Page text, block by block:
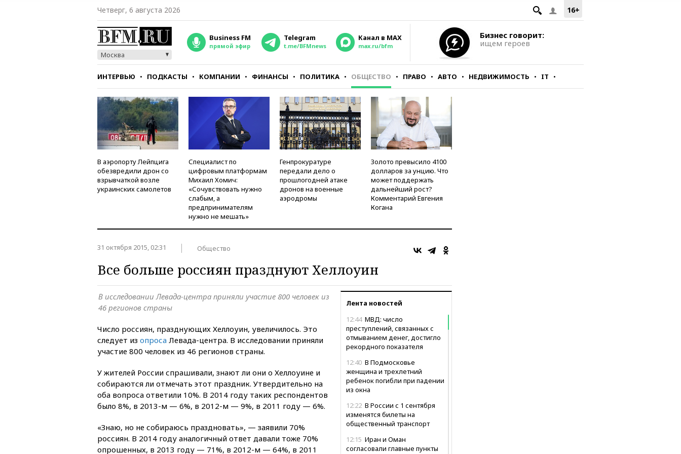
16+
Четверг, 6 августа 2026
Москва
Business FM
прямой эфир
Telegram
t.me/BFMnews
Канал в MAX
max.ru/bfm
Бизнес говорит:
ищем героев
ИНТЕРВЬЮ ПОДКАСТЫ КОМПАНИИ ФИНАНСЫ ПОЛИТИКА ОБЩЕСТВО ПРАВО АВТО НЕДВИЖИМОСТЬ IT
СТИЛЬ ТЕСТЫ
В аэропорту Лейпцига
обезвредили дрон со
взрывчаткой возле
украинских самолетов
Специалист по
цифровым платформам
Михаил Хомич:
«Сочувствовать нужно
слабым, а
предпринимателям
нужно не мешать»
Генпрокуратуре
передали дело о
прошлогодней атаке
дронов на военные
аэродромы
Золото превысило 4100
долларов за унцию. Что
может поддержать
дальнейший рост?
Комментарий Евгения
Когана
31 октября 2015, 02:31 Общество
Все больше россиян празднуют Хеллоуин
Лента новостей
12:44 МВД: число
преступлений, связанных с
отмыванием денег, достигло
рекордного показателя
12:40 В Подмосковье
женщина и трехлетний
ребенок погибли при падении
из окна
12:22 В России с 1 сентября
изменятся билеты на
общественный транспорт
12:15 Иран и Оман
согласовали главные пункты
В исследовании Левада-центра приняли участие 800 человек из
46 регионов страны
Число россиян, празднующих Хеллоуин, увеличилось. Это
следует из опроса Левада-центра. В исследовании приняли
участие 800 человек из 46 регионов страны.
У жителей России спрашивали, знают ли они о Хеллоуине и
собираются ли отмечать этот праздник. Утвердительно на
оба вопроса ответили 10%. В 2014 году таких респондентов
было 8%, в 2013-м — 6%, в 2012-м — 9%, в 2011 году — 6%.
«Знаю, но не собираюсь праздновать», — заявили 70%
россиян. В 2014 году аналогичный ответ давали тоже 70%
опрошенных, в 2013 году — 71%, в 2012-м — 64%, в 2011